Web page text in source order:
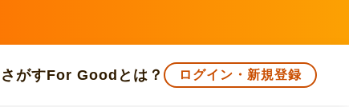
さがすFor Goodとは？ ログイン・新規登録